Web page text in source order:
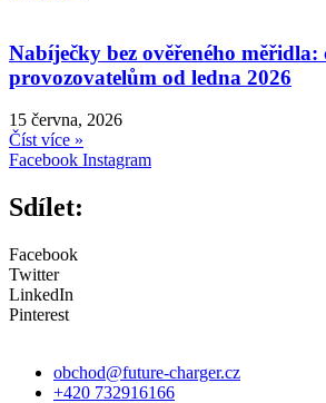
Nabíječky bez ověřeného měřidla:
provozovatelům od ledna 2026
15 června, 2026
Číst více »
Facebook Instagram
Sdílet:
Facebook
Twitter
LinkedIn
Pinterest
obchod@future-charger.cz
+420 732916166